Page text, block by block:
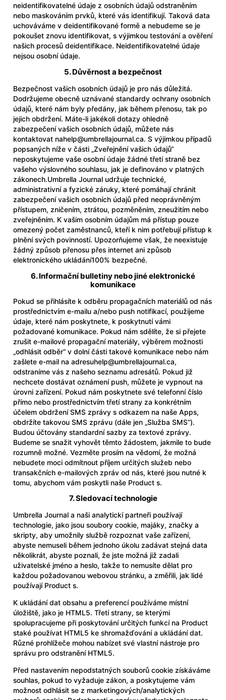
neidentifikovatelné údaje z osobních údajů odstraněním
nebo maskováním prvků, které vás identifikují. Taková data
uchováváme v deidentifikované formě a nebudeme se je
pokoušet znovu identifikovat, s výjimkou testování a ověření
našich procesů deidentifikace. Neidentifikovatelné údaje
nejsou osobní údaje.
5. Důvěrnost a bezpečnost
Bezpečnost vašich osobních údajů je pro nás důležitá.
Dodržujeme obecně uznávané standardy ochrany osobních
údajů, které nám byly předány, jak během přenosu, tak po
jejich obdržení. Máte-li jakékoli dotazy ohledně
zabezpečení vašich osobních údajů, můžete nás
kontaktovat nahelp@umbrellajournal.ca. S výjimkou případů
popsaných níže v části „Zveřejnění vašich údajů“
neposkytujeme vaše osobní údaje žádné třetí straně bez
vašeho výslovného souhlasu, jak je definováno v platných
zákonech.Umbrella Journal udržuje technické,
administrativní a fyzické záruky, které pomáhají chránit
zabezpečení vašich osobních údajů před neoprávněným
přístupem, zničením, ztrátou, pozměněním, zneužitím nebo
zveřejněním. K vašim osobním údajům má přístup pouze
omezený počet zaměstnanců, kteří k nim potřebují přístup k
plnění svých povinností. Upozorňujeme však, že neexistuje
žádný způsob přenosu přes internet ani způsob
elektronického ukládání100% bezpečné.
6. Informační bulletiny nebo jiné elektronické
komunikace
Pokud se přihlásíte k odběru propagačních materiálů od nás
prostřednictvím e-mailu a/nebo push notifikací, použijeme
údaje, které nám poskytnete, k poskytnutí vámi
požadované komunikace. Pokud nám sdělíte, že si přejete
zrušit e-mailové propagační materiály, výběrem možnosti
„odhlásit odběr“ v dolní části takové komunikace nebo nám
zašlete e-mail na adresuhelp@umbrellajournal.ca,
odstraníme vás z našeho seznamu adresátů. Pokud již
nechcete dostávat oznámení push, můžete je vypnout na
úrovni zařízení. Pokud nám poskytnete své telefonní číslo
přímo nebo prostřednictvím třetí strany za konkrétním
účelem obdržení SMS zprávy s odkazem na naše Apps,
obdržíte takovou SMS zprávu (dále jen „Služba SMS“).
Budou účtovány standardní sazby za textové zprávy.
Budeme se snažit vyhovět těmto žádostem, jakmile to bude
rozumně možné. Vezměte prosím na vědomí, že možná
nebudete moci odmítnout příjem určitých služeb nebo
transakčních e-mailových zpráv od nás, které jsou nutné k
tomu, abychom vám poskytli naše Product s.
7. Sledovací technologie
Umbrella Journal a naši analytickí partneři používají
technologie, jako jsou soubory cookie, majáky, značky a
skripty, aby umožnily službě rozpoznat vaše zařízení,
abyste nemuseli během jednoho úkolu zadávat stejná data
několikrát, abyste poznali, že jste možná již zadali
uživatelské jméno a heslo, takže to nemusíte dělat pro
každou požadovanou webovou stránku, a změřili, jak lidé
používají Product s.
K ukládání dat obsahu a preferencí používáme místní
úložiště, jako je HTML5. Třetí strany, se kterými
spolupracujeme při poskytování určitých funkcí na Product
staké používat HTML5 ke shromažďování a ukládání dat.
Různé prohlížeče mohou nabízet své vlastní nástroje pro
správu pro odstranění HTML5.
Před nastavením nepodstatných souborů cookie získáváme
souhlas, pokud to vyžaduje zákon, a poskytujeme vám
možnost odhlásit se z marketingových/analytických